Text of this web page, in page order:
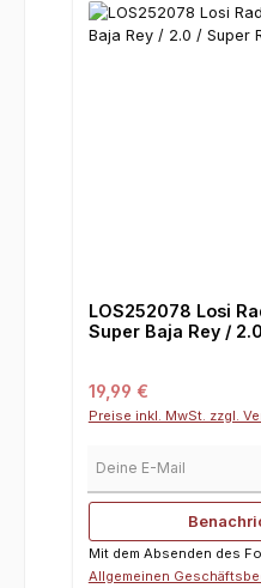
LOS252078 Losi
Super Baja Rey /
Regulärer Preis:
19,99 €
Preise inkl. MwSt. zzgl.
Mit dem Absenden des
Allgemeinen